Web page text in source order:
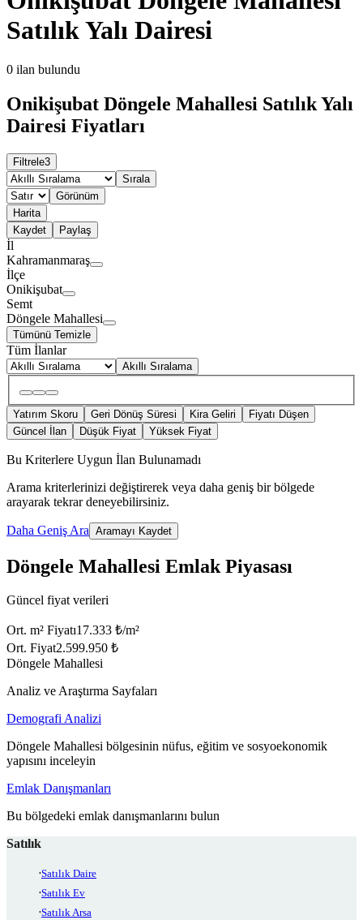
Satılık Yalı Dairesi
0 ilan bulundu
Onikişubat Döngele Mahallesi Satılık Yalı
Dairesi Fiyatları
Filtrele3
Sırala
Görünüm
Harita
Kaydet
Paylaş
İl
Kahramanmaraş
İlçe
Onikişubat
Semt
Döngele Mahallesi
Tümünü Temizle
Tüm İlanlar
Akıllı Sıralama
Yatırım Skoru Geri Dönüş Süresi Kira Geliri
Fiyatı Düşen
Güncel İlan
Düşük Fiyat Yüksek Fiyat
Bu Kriterlere Uygun İlan Bulunamadı
Arama kriterlerinizi değiştirerek veya daha geniş bir bölgede
arayarak tekrar deneyebilirsiniz.
Daha Geniş Ara Aramayı Kaydet
Döngele Mahallesi Emlak Piyasası
Güncel fiyat verileri
Ort. m² Fiyatı17.333 ₺/m²
Ort. Fiyat2.599.950 ₺
Döngele Mahallesi
Analiz ve Araştırma Sayfaları
Demografi Analizi
Döngele Mahallesi bölgesinin nüfus, eğitim ve sosyoekonomik
yapısını inceleyin
Emlak Danışmanları
Bu bölgedeki emlak danışmanlarını bulun
Satılık
Satılık Daire
Satılık Ev
Satılık Arsa